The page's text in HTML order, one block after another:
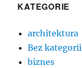
KATEGORIE
architektura
Bez kategorii
biznes